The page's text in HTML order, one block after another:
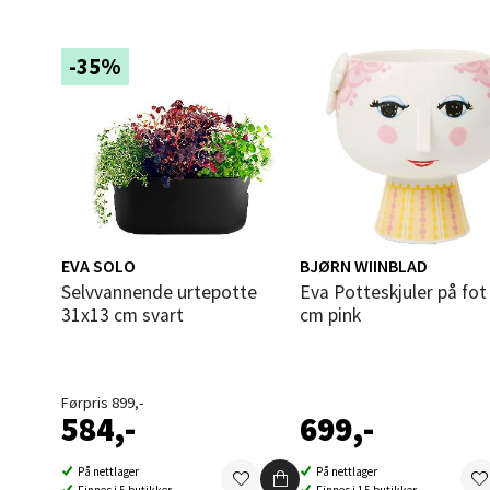
-35%
EVA SOLO
Selvvannende urtepotte
31x13 cm svart
Førpris 899,-
584,-
På nettlager
BJØRN WIINBLAD
Eva Potteskjuler på fot Ø15,5
cm pink
699,-
På nettlager
Åpent
0 i
Torget